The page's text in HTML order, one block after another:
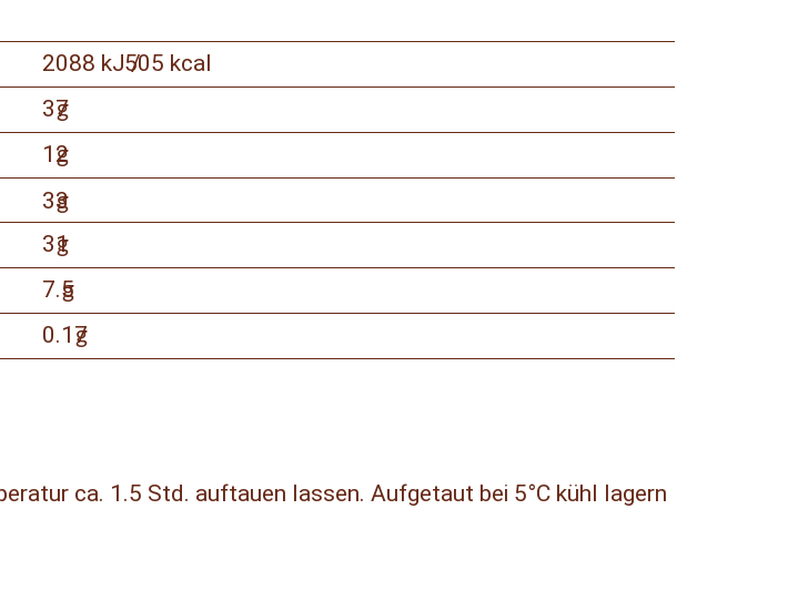
2088 kJ /505 kcal
37
g
12
g
33
g
31
g
7.5
g
0.17
g
ca. 1.5 Std. auftauen lassen. Aufgetaut bei 5°C kühl lagern